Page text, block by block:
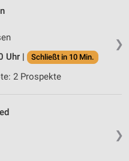
❯
Uhr |
Schließt in 10 Min.
2 Prospekte
❯